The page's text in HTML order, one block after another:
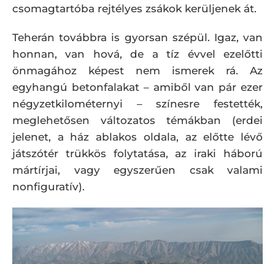
csomagtartóba rejtélyes zsákok kerüljenek át.
Teherán továbbra is gyorsan szépül. Igaz, van
honnan, van hová, de a tíz évvel ezelőtti
önmagához képest nem ismerek rá. Az
egyhangú betonfalakat – amiből van pár ezer
négyzetkilométernyi – színesre festették,
meglehetősen változatos témákban (erdei
jelenet, a ház ablakos oldala, az előtte lévő
játszótér trükkös folytatása, az iraki háború
mártírjai, vagy egyszerűen csak valami
nonfiguratív).